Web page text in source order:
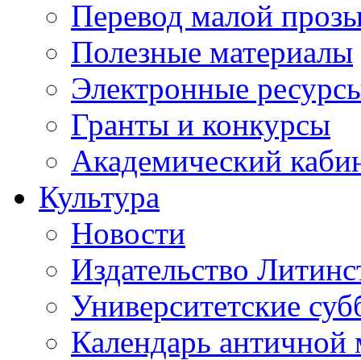
Перевод малой
Полезные материалы
Электронные
Гранты и конкурсы
Академический
Культура
Новости
Издательство
Университетские
Календарь